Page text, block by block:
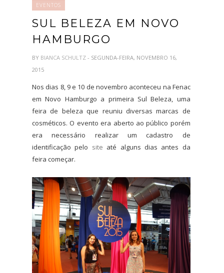
EVENTOS
SUL BELEZA EM NOVO
HAMBURGO
BY BIANCA SCHULTZ - SEGUNDA-FEIRA, NOVEMBRO 16,
2015
Nos dias 8, 9 e 10 de novembro aconteceu na Fenac
em Novo Hamburgo a primeira Sul Beleza, uma
feira de beleza que reuniu diversas marcas de
cosméticos. O evento era aberto ao público porém
era necessário realizar um cadastro de
identificação pelo site até alguns dias antes da
feira começar.